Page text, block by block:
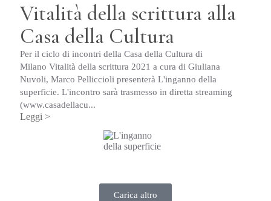
Vitalità della scrittura alla
Casa della Cultura
Per il ciclo di incontri della Casa della Cultura di
Milano Vitalità della scrittura 2021 a cura di Giuliana
Nuvoli, Marco Pelliccioli presenterà L'inganno della
superficie. L'incontro sarà trasmesso in diretta streaming
(www.casadellacu...
Leggi >
Carica altro